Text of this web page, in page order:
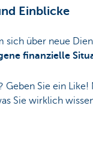
Einblicke
sich über neue
finanzielle
Geben Sie ein
Sie wirklich